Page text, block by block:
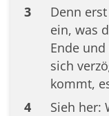
3
Denn
ein, was
Ende
sich
kommt,
4
Sieh her: